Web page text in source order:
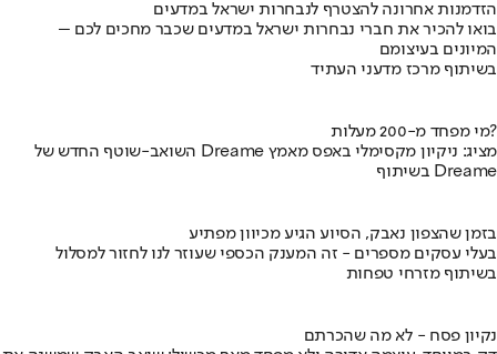
הזדמנות אחרונה להצטרף לנבחרות ישראל במדעים
בואו להכיר את חברי נבחרות ישראל במדעים שכבר מחכים לכם –
המיונים בעיצומם
בשיתוף מרכז מדעני העתיד
מי מפחד מ-200 מעלות?
השואב-שוטף החדש של Dreame מציג: ניקיון מקסימלי באפס מאמץ
בשיתוף Dreame
בזמן שהצפון נאבק, הסיוע הגיע מכיוון מפתיע
בעלי עסקים מספרים - זה המענק הכספי שעוזר לנו לחזור למסלול
בשיתוף מזרחי טפחות
נקיון פסח - לא מה שהכרתם